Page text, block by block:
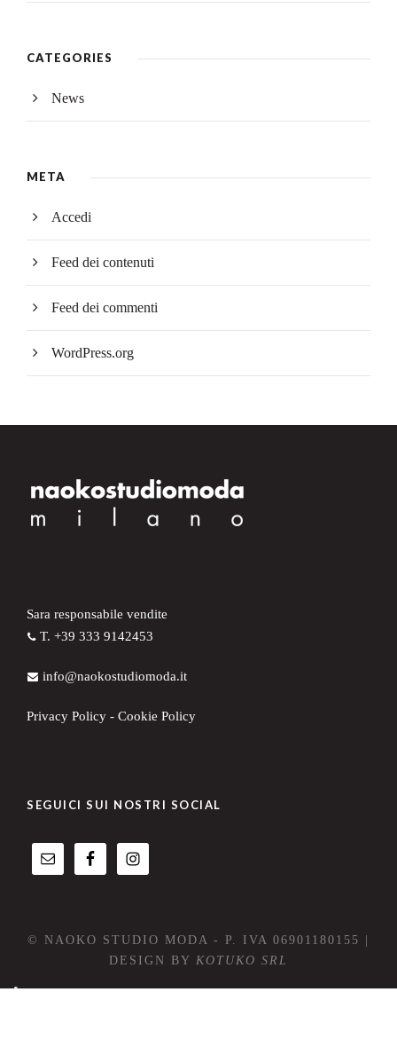
CATEGORIES
News
META
Accedi
Feed dei contenuti
Feed dei commenti
WordPress.org
Sara responsabile vendite
T. +39 333 9142453
info@naokostudiomoda.it
Privacy Policy - Cookie Policy
SEGUICI SUI NOSTRI SOCIAL
© NAOKO STUDIO MODA - P. IVA 06901180155 |
DESIGN BY KOTUKO SRL